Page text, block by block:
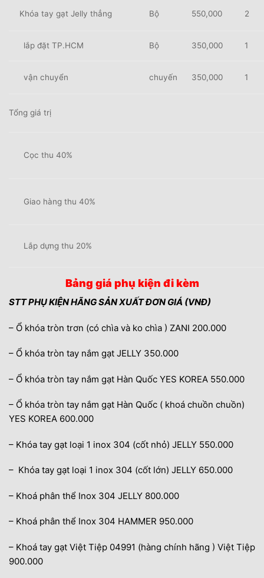
Khóa tay gạt Jelly thẳng Bộ 550,000 2
lắp đặt TP.HCM Bộ 350,000 1
vận chuyển chuyến 350,000 1
Tổng giá trị
Cọc thu 40%
Giao hàng thu 40%
Lắp dựng thu 20%
Bảng giá phụ kiện đi kèm
STT PHỤ KIỆN HÃNG SẢN XUẤT ĐƠN GIÁ (VNĐ)
– Ổ khóa tròn trơn (có chìa và ko chìa ) ZANI 200.000
– Ổ khóa tròn tay nắm gạt JELLY 350.000
– Ổ khóa tròn tay nắm gạt Hàn Quốc YES KOREA 550.000
– Ổ khóa tròn tay nắm gạt Hàn Quốc ( khoá chuồn chuồn)
YES KOREA 600.000
– Khóa tay gạt loại 1 inox 304 (cốt nhỏ) JELLY 550.000
– Khóa tay gạt loại 1 inox 304 (cốt lớn) JELLY 650.000
– Khoá phân thể Inox 304 JELLY 800.000
– Khoá phân thể Inox 304 HAMMER 950.000
– Khoá tay gạt Việt Tiệp 04991 (hàng chính hãng ) Việt Tiệp
900.000